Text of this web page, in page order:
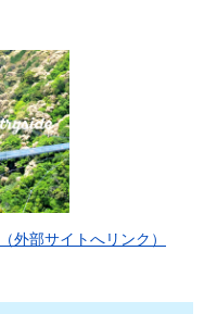
（外部サイトへリンク）